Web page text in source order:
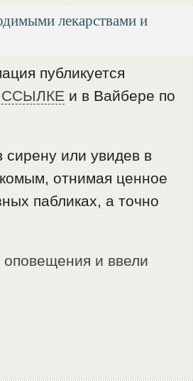
лекарствами и
публикуется
ССЫЛКЕ и в Вайбере по
или увидев в
отнимая ценное
пабликах, а точно
и ввели